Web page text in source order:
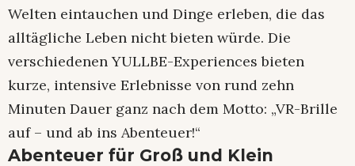
Welten eintauchen und Dinge erleben, die das
alltägliche Leben nicht bieten würde. Die
verschiedenen YULLBE-Experiences bieten
kurze, intensive Erlebnisse von rund zehn
Minuten Dauer ganz nach dem Motto: „VR-Brille
auf – und ab ins Abenteuer!“
Abenteuer für Groß und Klein